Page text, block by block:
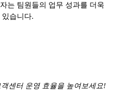
는 팀원들의 업무 성과를 더욱
습니다.
센터 운영 효율을 높여보세요!